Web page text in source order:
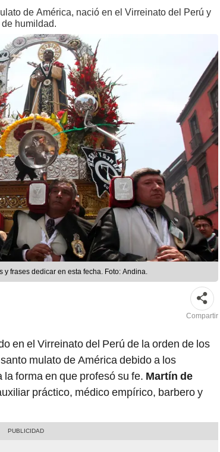
de América, nació en el Virreinato del Perú y
humildad.
frases dedicar en esta fecha. Foto: Andina.
Compartir
en el Virreinato del Perú de la orden de los
mulato de América debido a los
forma en que profesó su fe. Martín de
práctico, médico empírico, barbero y